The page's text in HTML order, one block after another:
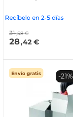
Recíbelo en 2-5 días
31 ,58 €
28,42 €
Envío gratis -21%